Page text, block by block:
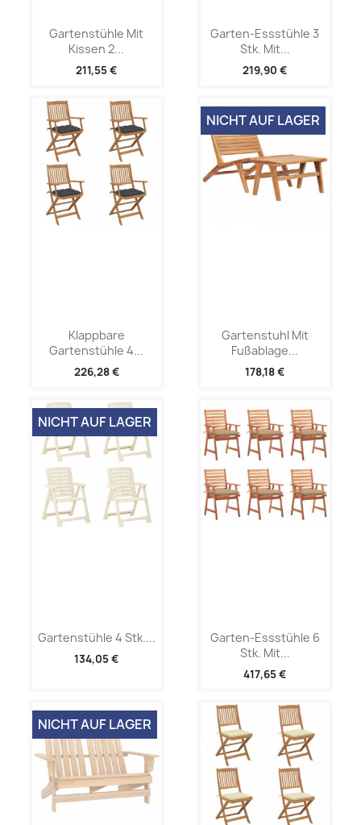
Gartenstühle Mit
Kissen 2...
211,55 €
Garten-Essstühle 3
Stk. Mit...
219,90 €
Klappbare
Gartenstühle 4...
226,28 €
Gartenstuhl Mit
Fußablage...
178,18 €
NICHT AUF LAGER
Gartenstühle 4 Stk....
134,05 €
NICHT AUF LAGER
Garten-Essstühle 6
Stk. Mit...
417,65 €
NICHT AUF LAGER